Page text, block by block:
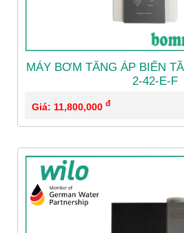
MÁY BƠM TĂNG ÁP BIẾN
2-42-E-F
Giá: 11,800,000 đ